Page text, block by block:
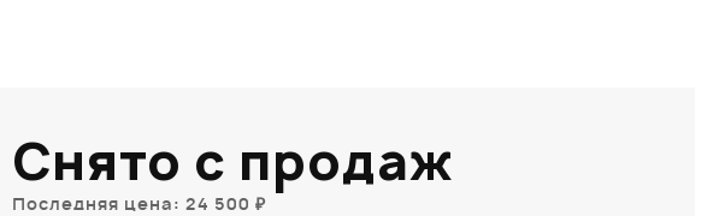
Снято с продаж
Последняя цена: 24 500 ₽